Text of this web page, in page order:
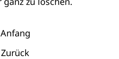
Anfang
Zurück